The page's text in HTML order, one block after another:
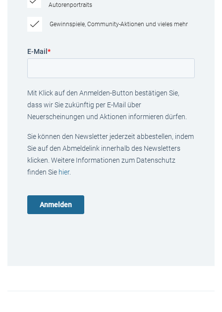
Autorenportraits
Gewinnspiele, Community-Aktionen und vieles mehr
E-Mail *
Mit Klick auf den Anmelden-Button bestätigen Sie,
dass wir Sie zukünftig per E-Mail über
Neuerscheinungen und Aktionen informieren dürfen.
Sie können den Newsletter jederzeit abbestellen, indem
Sie auf den Abmeldelink innerhalb des Newsletters
klicken. Weitere Informationen zum Datenschutz
finden Sie hier.